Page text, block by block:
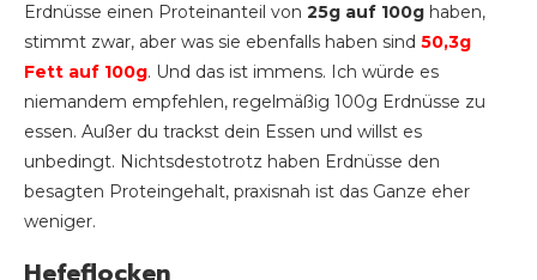
Erdnüsse einen Proteinanteil von 25g auf 100g haben,
stimmt zwar, aber was sie ebenfalls haben sind 50,3g
Fett auf 100g. Und das ist immens. Ich würde es
niemandem empfehlen, regelmäßig 100g Erdnüsse zu
essen. Außer du trackst dein Essen und willst es
unbedingt. Nichtsdestotrotz haben Erdnüsse den
besagten Proteingehalt, praxisnah ist das Ganze eher
weniger.